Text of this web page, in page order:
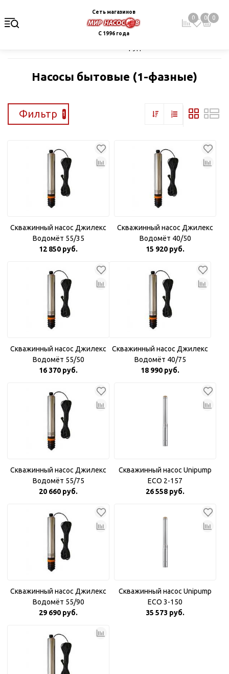
Сеть магазинов
С 1996 года
0 0 0
Насосы бытовые (1-фазные)
Фильтр 1
Скважинный насос Джилекс
Водомёт 55/35
12 850 руб.
Скважинный насос Джилекс
Водомёт 40/50
15 920 руб.
Скважинный насос Джилекс
Водомёт 55/50
16 370 руб.
Скважинный насос Джилекс
Водомёт 40/75
18 990 руб.
Скважинный насос Джилекс
Водомёт 55/75
20 660 руб.
Скважинный насос Unipump
ECO 2-157
26 558 руб.
Скважинный насос Джилекс
Водомёт 55/90
29 690 руб.
Скважинный насос Unipump
ECO 3-150
35 573 руб.